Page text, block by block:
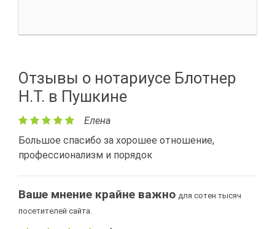
Отзывы о нотариусе Блотнер
Н.Т. в Пушкине
Елена
Большое спасибо за хорошее отношение,
профессионализм и порядок
Ваше мнение крайне важно для сотен тысяч
посетителей сайта.